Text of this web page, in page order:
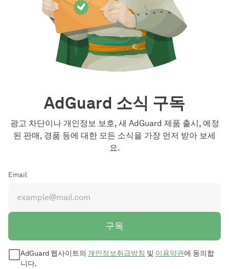
AdGuard 소식 구독
광고 차단이나 개인정보 보호, 새 AdGuard 제품 출시, 예정
된 판매, 경품 등에 대한 모든 소식을 가장 먼저 받아 보세
요.
Email
구독
AdGuard 웹사이트의 개인정보취급방침 및 이용약관에 동의합
니다.